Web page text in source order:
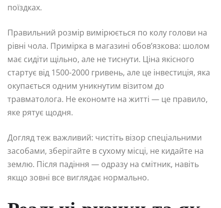
поїздках.
Правильний розмір вимірюється по колу голови на
рівні чола. Примірка в магазині обов’язкова: шолом
має сидіти щільно, але не тиснути. Ціна якісного
стартує від 1500-2000 гривень, але це інвестиція, яка
окупається одним уникнутим візитом до
травматолога. Не економте на житті — це правило,
яке рятує щодня.
Догляд теж важливий: чистіть візор спеціальними
засобами, зберігайте в сухому місці, не кидайте на
землю. Після падіння — одразу на смітник, навіть
якщо зовні все виглядає нормально.